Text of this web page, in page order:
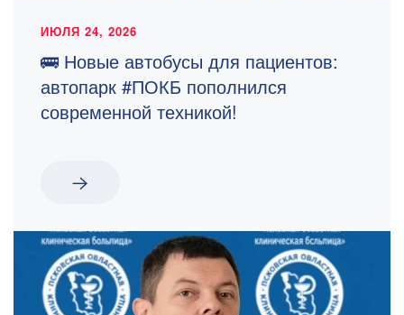
ИЮЛЯ 24, 2026
🚌 Новые автобусы для пациентов:
автопарк #ПОКБ пополнился
современной техникой!